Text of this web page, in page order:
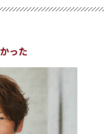
った